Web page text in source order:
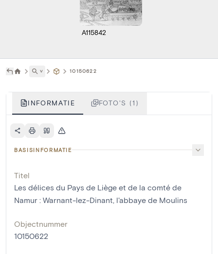
A115842
˅ 10150622
INFORMATIE FOTO'S (1)
BASISINFORMATIE
Titel
Les délices du Pays de Liège et de la comté de
Namur : Warnant-lez-Dinant, l'abbaye de Moulins
Objectnummer
10150622